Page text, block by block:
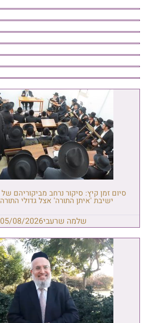
סיום זמן קיץ: סיקור נרחב מביקוריהם של
ישיבת 'איתן התורה' אצל גדולי
שלמה שרעבי05/08/2026